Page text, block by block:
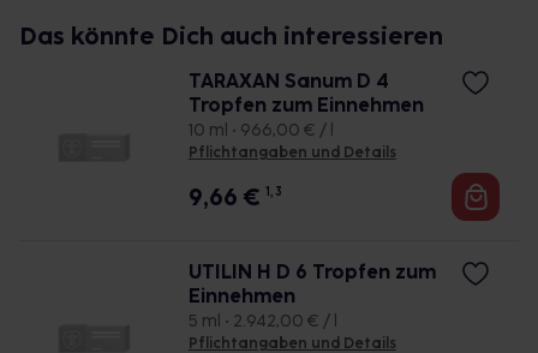
Das könnte Dich auch interessieren
TARAXAN Sanum D 4
Tropfen zum Einnehmen
10 ml • 966,00 € / l
Pflichtangaben und Details
9,66 € 1, 3
UTILIN H D 6 Tropfen zum
Einnehmen
5 ml • 2.942,00 € / l
Pflichtangaben und Details